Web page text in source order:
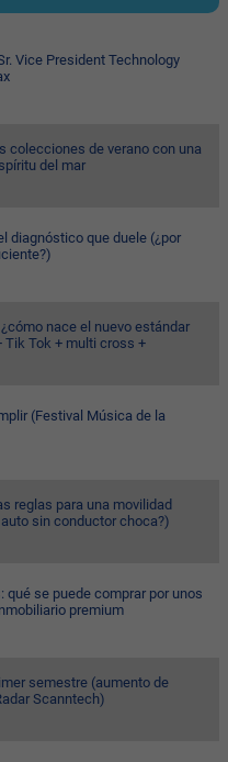
Vice President Technology
colecciones de verano con una
del mar
diagnóstico que duele (¿por
nace el nuevo estándar
Tik Tok + multi cross +
(Festival Música de la
reglas para una movilidad
sin conductor choca?)
qué se puede comprar por unos
premium
semestre (aumento de
Scanntech)